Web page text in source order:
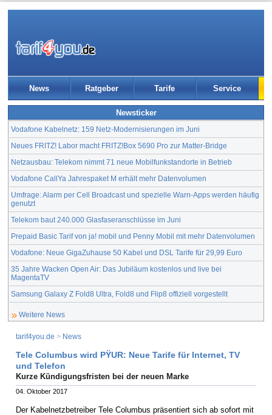
News Ratgeber Tarife Service
Newsticker
Vodafone Kabelnetz: 159 Netz-Modernisierungen im Juni
Neues FRITZ! Labor macht FRITZ!Box 5690 Pro zur Matter-Bridge
Netzausbau: Telekom nimmt 71 neue Mobilfunkstandorte in Betrieb
Vodafone CallYa Jahrespaket M erhält mehr Datenvolumen
Umfrage: Alarm per Cell Broadcast und spezielle Warn-Apps werden häufig
genutzt
Telekom baut 240.000 Glasfaseranschlüsse im Juni
Prepaid Basic Tarif von ja! mobil und Penny Mobil mit mehr Datenvolumen
Vodafone: Neue GigaZuhause 50 Kabel und DSL Tarife für 29,99 Euro
35 Jahre Wacken Open Air: Das Jubiläum kostenlos und live bei
MagentaTV
Samsung Galaxy Z Fold8 Ultra, Fold8 und Flip8 offiziell vorgestellt
Weitere News
tarif4you.de > News
Tele Columbus wird PŸUR: Neue Tarife für Internet, TV
und Telefon
Kurze Kündigungsfristen bei der neuen Marke
04. Oktober 2017
Der Kabelnetzbetreiber Tele Columbus präsentiert sich ab sofort mit